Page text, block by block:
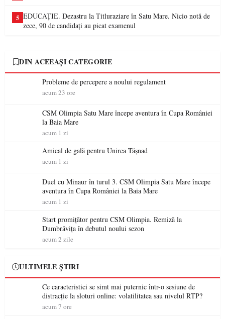
5 EDUCAȚIE. Dezastru la Titluraziare în Satu Mare. Nicio notă de
zece, 90 de candidați au picat examenul
DIN ACEEAȘI CATEGORIE
Probleme de percepere a noului regulament
acum 23 ore
CSM Olimpia Satu Mare începe aventura în Cupa României
la Baia Mare
acum 1 zi
Amical de gală pentru Unirea Tășnad
acum 1 zi
Duel cu Minaur în turul 3. CSM Olimpia Satu Mare începe
aventura în Cupa României la Baia Mare
acum 1 zi
Start promițător pentru CSM Olimpia. Remiză la
Dumbrăvița în debutul noului sezon
acum 2 zile
ULTIMELE ȘTIRI
Ce caracteristici se simt mai puternic într-o sesiune de
distracție la sloturi online: volatilitatea sau nivelul RTP?
acum 7 ore